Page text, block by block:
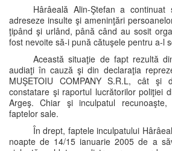
Hârâeală Alin-Ştefan a
adreseze insulte şi ameninţări
ţipând şi urlând, până când au sosit
fost nevoite să-i pună cătuşele pentru a-l
Această situaţie de fapt rezultă
audiaţi în cauză şi din declaraţia
MUŞETOIU COMPANY S.R.L, cât şi
constatare şi raportul lucrătorilor poliţiei
Argeş. Chiar şi inculpatul
faptelor sale.
În drept, faptele inculpatului
noapte de 14/15 ianuarie 2005 de a